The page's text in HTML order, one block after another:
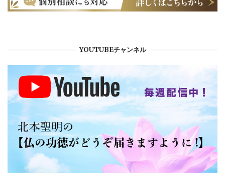
YOUTUBEチャンネル